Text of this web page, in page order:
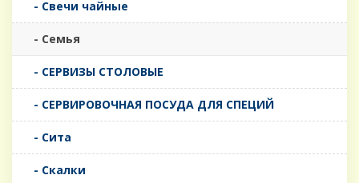
- Свечи чайные
- Семья
- СЕРВИЗЫ СТОЛОВЫЕ
- СЕРВИРОВОЧНАЯ ПОСУДА ДЛЯ СПЕЦИЙ
- Сита
- Скалки